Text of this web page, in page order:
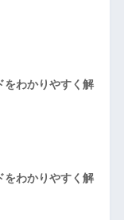
わかりやすく解
わかりやすく解